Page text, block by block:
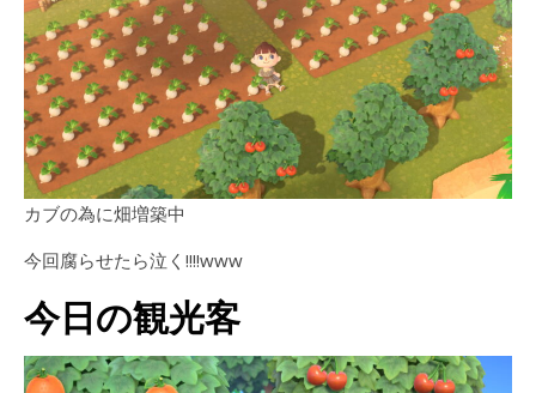
カブの為に畑増築中
今回腐らせたら泣く!!!!www
今日の観光客